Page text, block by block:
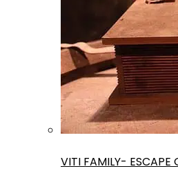
VITI FAMILY- ESCAPE